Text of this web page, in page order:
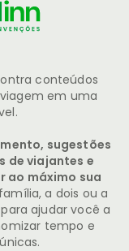
conteúdos
em uma
sugestões
de viajantes e
ao máximo sua
a dois ou a
ajudar você a
tempo e